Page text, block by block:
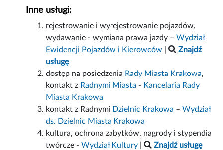
Inne usługi:
rejestrowanie i wyrejestrowanie pojazdów,
wydawanie - wymiana prawa jazdy –Wydział
Ewidencji Pojazdów i Kierowców |
Znajdź
usługę
dostęp na posiedzenia Rady Miasta Krakowa,
kontakt z Radnymi Miasta - Kancelaria Rady
Miasta Krakowa
kontakt z Radnymi Dzielnic Krakowa –Wydział
ds. Dzielnic Miasta Krakowa
kultura, ochrona zabytków, nagrody i stypendia
twórcze -Wydział Kultury |
Znajdź usługę